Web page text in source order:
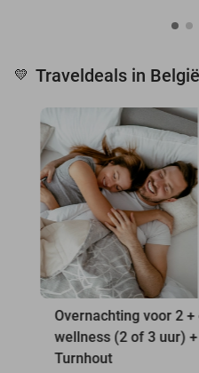
💛 Traveldeals in België
Overnachting voor 2
wellness (2 of 3 uur)
Turnhout